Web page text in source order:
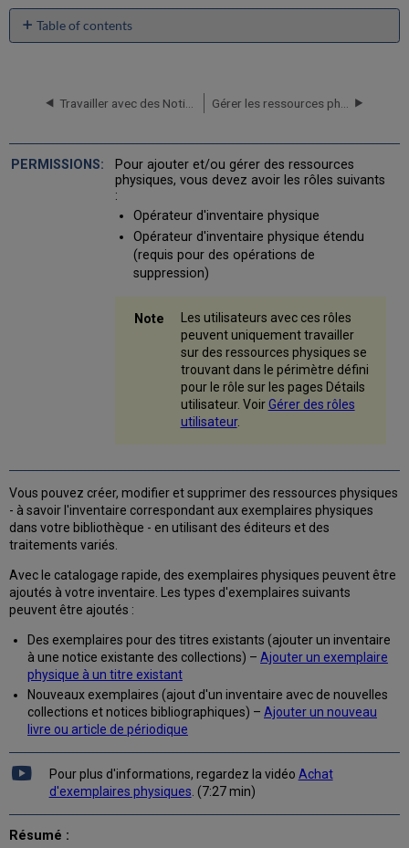
Table of contents
physique
existant
Travailler
avec
la
liste
des
Raison
de
conservation
Lier
(fusionner)
les
exemplaires
Lier
des
exemplaires
une
autre
notice
bibliographique
Pour ajouter et/ou gérer des ressources
physiques, vous devez avoir les rôles suivants
:
Opérateur d'inventaire physique
Opérateur d'inventaire physique étendu
(requis pour des opérations de
suppression)
Les utilisateurs avec ces rôles
peuvent uniquement travailler
sur des ressources physiques se
trouvant dans le périmètre défini
pour le rôle sur les pages Détails
utilisateur. VoirGérer des rôles
utilisateur.
Vous pouvez créer, modifier et supprimer des ressources physiques
- à savoir l'inventaire correspondant aux exemplaires physiques
dans votre bibliothèque - en utilisant des éditeurs et des
traitements variés.
Avec le catalogage rapide, des exemplaires physiques peuvent être
ajoutés à votre inventaire. Les types d'exemplaires suivants
peuvent être ajoutés :
Des exemplaires pour des titres existants (ajouter un inventaire
à une notice existante des collections) – Ajouter un exemplaire
physique à un titre existant
Nouveaux exemplaires (ajout d'un inventaire avec de nouvelles
collections et notices bibliographiques) – Ajouter un nouveau
livre ou article de périodique
Pour plus d'informations, regardez la vidéo Achat
d'exemplaires physiques . (7:27 min)
Résumé :